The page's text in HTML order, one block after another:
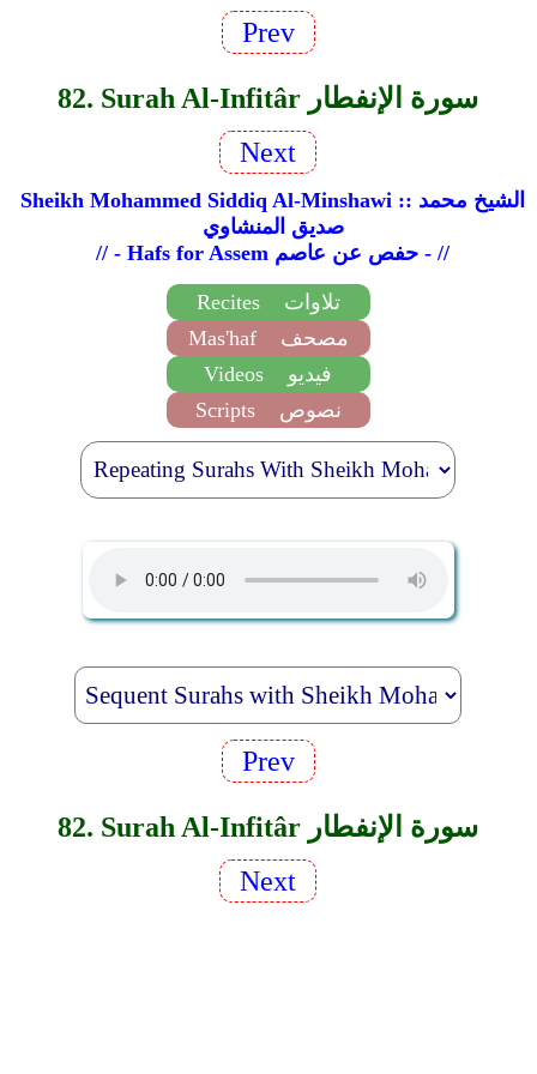
Prev
82. Surah Al-Infitâr سورة الإنفطار
Next
Sheikh Mohammed Siddiq Al-Minshawi :: الشيخ محمد
صديق المنشاوي
// - Hafs for Assem حفص عن عاصم - //
Recites
تلاوات
Mas'haf
مصحف
Videos
فيديو
Scripts
نصوص
Prev
82. Surah Al-Infitâr سورة الإنفطار
Next